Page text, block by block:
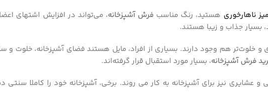
ناهارخوری هستید، رنگ مناسب فرش آشپزخانه، می‌تواند در افزایش اشتهای
بسیار جذاب و زیبا هستند.
و خلوت‌تر هم وجود دارند. بسیاری از افراد، مایل هستند فضای آشپزخانه،
فرش آشپزخانه، بسیار مورد استقبال قرار گرفته‌اند.
عشایری نیز برای آشپزخانه به کار می روند. برخی، آشپزخانه خود را کاملا